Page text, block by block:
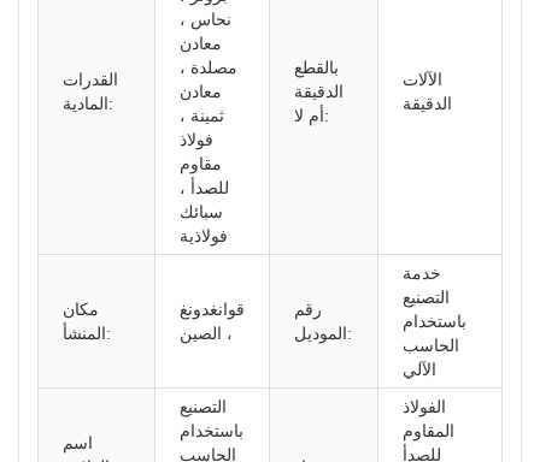
القدرات
المادية:
نحاس ،
معادن
مصلدة ،
معادن
ثمينة ،
فولاذ
مقاوم
للصدأ ،
سبائك
فولاذية
بالقطع
الدقيقة
أم لا:
الآلات
الدقيقة
مكان
المنشأ:
قوانغدونغ
، الصين
رقم
الموديل:
خدمة
التصنيع
باستخدام
الحاسب
الآلي
اسم
التصنيع
باستخدام
الحاسب
الفولاذ
المقاوم
للصدأ